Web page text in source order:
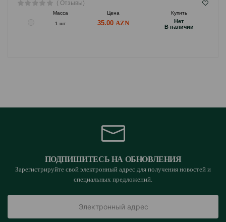
( Отзывы)
Масса Цена
Купить
1 шт
35.00
Hет
B наличии
ПОДПИШИТЕСЬ НА ОБНОВЛЕНИЯ
Зарегистрируйте свой электронный адрес для получения новостей и
специальных предложений.